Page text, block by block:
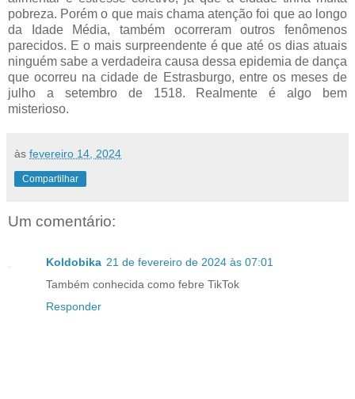
pobreza. Porém o que mais chama atenção foi que ao longo
da Idade Média, também ocorreram outros fenômenos
parecidos. E o mais surpreendente é que até os dias atuais
ninguém sabe a verdadeira causa dessa epidemia de dança
que ocorreu na cidade de Estrasburgo, entre os meses de
julho a setembro de 1518. Realmente é algo bem
misterioso.
às fevereiro 14, 2024
Compartilhar
Um comentário:
Koldobika 21 de fevereiro de 2024 às 07:01
Também conhecida como febre TikTok
Responder